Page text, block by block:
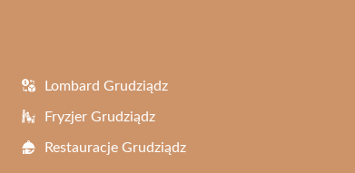
Lombard Grudziądz
Fryzjer Grudziądz
Restauracje Grudziądz